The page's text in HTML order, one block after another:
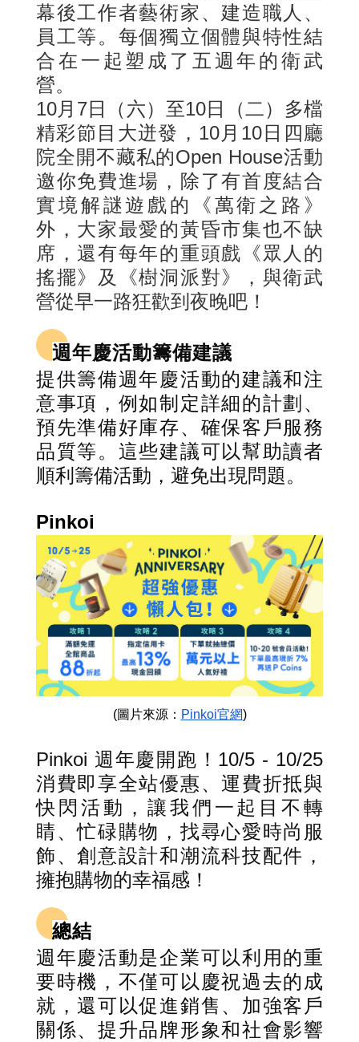
幕後工作者藝術家、建造職人、
員工等。每個獨立個體與特性結
合在一起塑成了五週年的衛武
營。
10月7日（六）至10日（二）多檔
精彩節目大迸發，10月10日四廳
院全開不藏私的Open House活動
邀你免費進場，除了有首度結合
實境解謎遊戲的《萬衛之路》
外，大家最愛的黃昏市集也不缺
席，還有每年的重頭戲《眾人的
搖擺》及《樹洞派對》，與衛武
營從早一路狂歡到夜晚吧！
週年慶活動籌備建議
提供籌備週年慶活動的建議和注
意事項，例如制定詳細的計劃、
預先準備好庫存、確保客戶服務
品質等。這些建議可以幫助讀者
順利籌備活動，避免出現問題。
Pinkoi
(圖片來源： Pinkoi官網)
Pinkoi 週年慶開跑！10/5 - 10/25
消費即享全站優惠、運費折抵與
快閃活動，讓我們一起目不轉
睛、忙碌購物，找尋心愛時尚服
飾、創意設計和潮流科技配件，
擁抱購物的幸福感！
總結
週年慶活動是企業可以利用的重
要時機，不僅可以慶祝過去的成
就，還可以促進銷售、加強客戶
關係、提升品牌形象和社會影響